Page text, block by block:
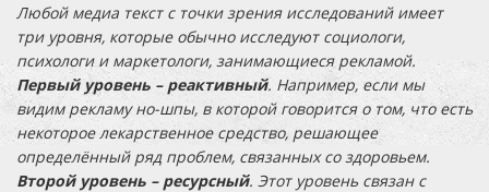
Любой медиа текст с точки зрения исследований имеет
три уровня, которые обычно исследуют социологи,
психологи и маркетологи, занимающиеся рекламой.
Первый уровень – реактивный. Например, если мы
видим рекламу но-шпы, в которой говорится о том, что есть
некоторое лекарственное средство, решающее
определённый ряд проблем, связанных со здоровьем.
Второй уровень – ресурсный. Этот уровень связан с